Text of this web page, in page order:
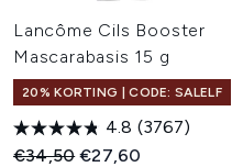
Lancôme Cils Booster
Mascarabasis 15 g
20% KORTING | CODE: SALELF
4.8 (3767)
Recommended Retail Price:
€34,50Huidige prijs:
€27,60